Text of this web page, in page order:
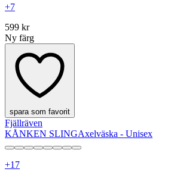
+7
599 kr
Ny färg
spara som favorit
Fjällräven
KÅNKEN SLINGAxelväska - Unisex
+17